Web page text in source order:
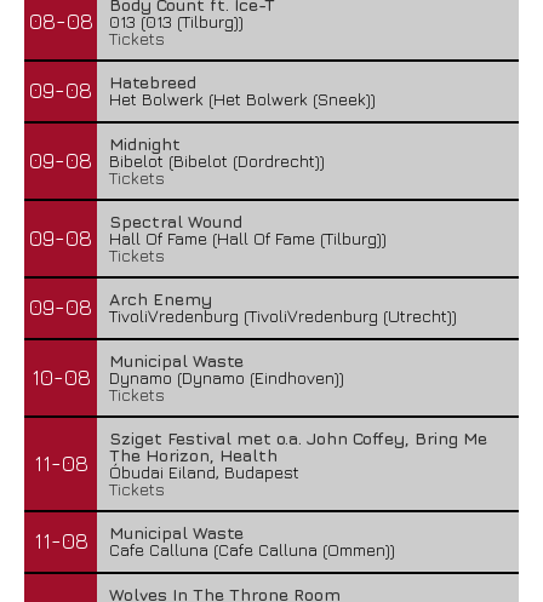
08-08
Body Count ft. Ice-T
013 (013 (Tilburg))
Tickets
09-08
Hatebreed
Het Bolwerk (Het Bolwerk (Sneek))
09-08
Midnight
Bibelot (Bibelot (Dordrecht))
Tickets
09-08
Spectral Wound
Hall Of Fame (Hall Of Fame (Tilburg))
Tickets
09-08
Arch Enemy
TivoliVredenburg (TivoliVredenburg (Utrecht))
10-08
Municipal Waste
Dynamo (Dynamo (Eindhoven))
Tickets
11-08
Sziget Festival met o.a. John Coffey, Bring Me
The Horizon, Health
Óbudai Eiland, Budapest
Tickets
11-08
Municipal Waste
Cafe Calluna (Cafe Calluna (Ommen))
Wolves In The Throne Room